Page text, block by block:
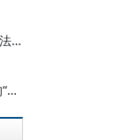
李刚：清末新政百年记：是一次王朝变法还是一场现代化改革？
李刚：大学的终结——1950年代初期的“院系调整”